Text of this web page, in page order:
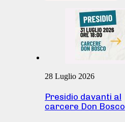
28 Luglio 2026
Presidio davanti al
carcere Don Bosco